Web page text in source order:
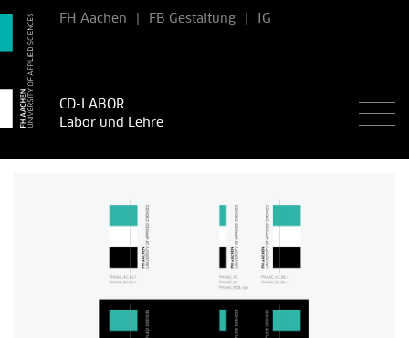
FH Aachen FB Gestaltung IG
CD-LABOR
Labor und Lehre